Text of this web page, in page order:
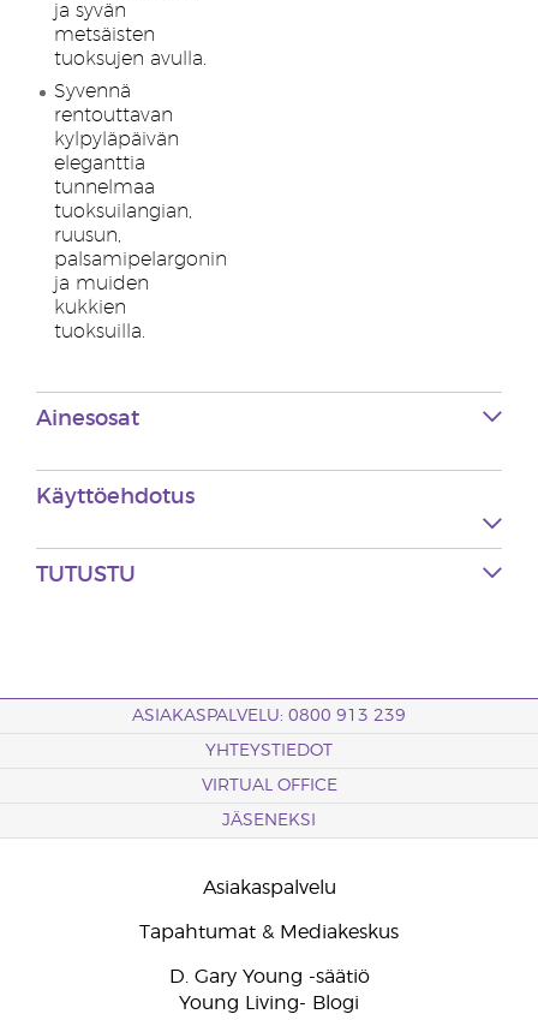
ja syvän
metsäisten
tuoksujen avulla.
Syvennä
rentouttavan
kylpyläpäivän
eleganttia
tunnelmaa
tuoksuilangian,
ruusun,
palsamipelargonin
ja muiden
kukkien
tuoksuilla.
Ainesosat
Käyttöehdotus
TUTUSTU
ASIAKASPALVELU: 0800 913 239
YHTEYSTIEDOT
VIRTUAL OFFICE
JÄSENEKSI
Asiakaspalvelu
Tapahtumat & Mediakeskus
D. Gary Young -säätiö
Young Living- Blogi